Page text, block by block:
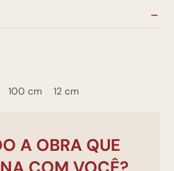
100 cm 12 cm
A OBRA QUE